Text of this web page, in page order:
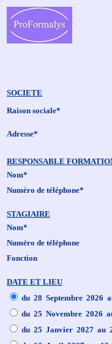
SOCIETE
Raison sociale*
Adresse*
RESPONSABLE
Nom*
Numéro de téléphone*
STAGIAIRE
Nom*
Numéro de téléphone
Fonction
DATE ET LIEU
du 28 Septembre 2026
du 25 Novembre 2026
du 25 Janvier 2027 au